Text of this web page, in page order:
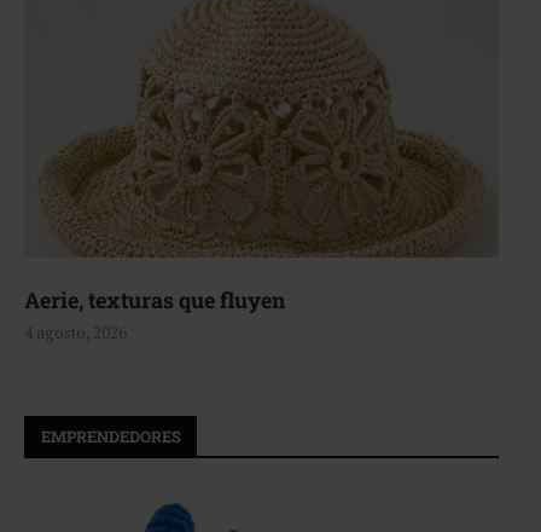
Aerie, texturas que fluyen
4 agosto, 2026
EMPRENDEDORES